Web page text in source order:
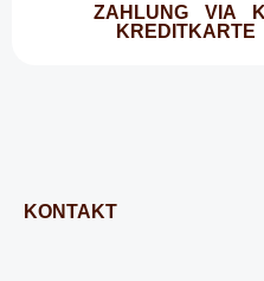
ZAHLUNG VIA
KONTAKT